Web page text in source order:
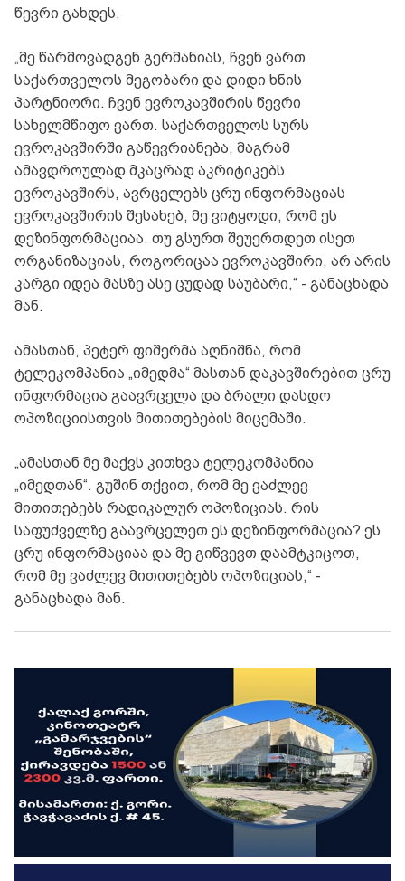
წევრი გახდეს.
„მე წარმოვადგენ გერმანიას, ჩვენ ვართ
საქართველოს მეგობარი და დიდი ხნის
პარტნიორი. ჩვენ ევროკავშირის წევრი
სახელმწიფო ვართ. საქართველოს სურს
ევროკავშირში გაწევრიანება, მაგრამ
ამავდროულად მკაცრად აკრიტიკებს
ევროკავშირს, ავრცელებს ცრუ ინფორმაციას
ევროკავშირის შესახებ, მე ვიტყოდი, რომ ეს
დეზინფორმაციაა. თუ გსურთ შეუერთდეთ ისეთ
ორგანიზაციას, როგორიცაა ევროკავშირი, არ არის
კარგი იდეა მასზე ასე ცუდად საუბარი,“ - განაცხადა
მან.
ამასთან, პეტერ ფიშერმა აღნიშნა, რომ
ტელეკომპანია „იმედმა“ მასთან დაკავშირებით ცრუ
ინფორმაცია გაავრცელა და ბრალი დასდო
ოპოზიციისთვის მითითებების მიცემაში.
„ამასთან მე მაქვს კითხვა ტელეკომპანია
„იმედთან“. გუშინ თქვით, რომ მე ვაძლევ
მითითებებს რადიკალურ ოპოზიციას. რის
საფუძველზე გაავრცელეთ ეს დეზინფორმაცია? ეს
ცრუ ინფორმაციაა და მე გიწვევთ დაამტკიცოთ,
რომ მე ვაძლევ მითითებებს ოპოზიციას,“ -
განაცხადა მან.